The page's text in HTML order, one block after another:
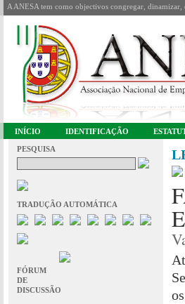
A ANESA tem como objectivos congregar,
INÍCIO IDENTIFICAÇÃO
PESQUISA
TRADUÇÃO AUTOMÁTICA
FÓRUM
DE
DISCUSSÃO